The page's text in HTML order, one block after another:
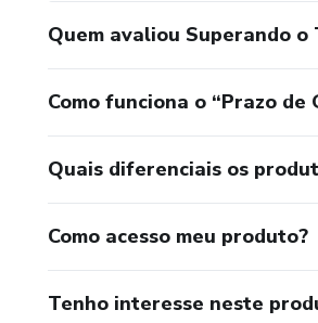
Quem avaliou Superando
Como funciona o “Prazo de
Quais diferenciais os
Como acesso meu produto?
Tenho interesse neste